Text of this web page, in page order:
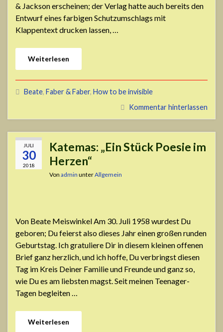
& Jackson erscheinen; der Verlag hatte auch bereits den
Entwurf eines farbigen Schutzumschlags mit
Klappentext drucken lassen, …
Weiterlesen
Beate, Faber & Faber, How to be invisible
Kommentar hinterlassen
JULI
30
2018
Katemas: „Ein Stück Poesie im
Herzen“
Von admin unterAllgemein
Von Beate Meiswinkel Am 30. Juli 1958 wurdest Du
geboren; Du feierst also dieses Jahr einen großen runden
Geburtstag. Ich gratuliere Dir in diesem kleinen offenen
Brief ganz herzlich, und ich hoffe, Du verbringst diesen
Tag im Kreis Deiner Familie und Freunde und ganz so,
wie Du es am liebsten magst. Seit meinen Teenager-
Tagen begleiten …
Weiterlesen